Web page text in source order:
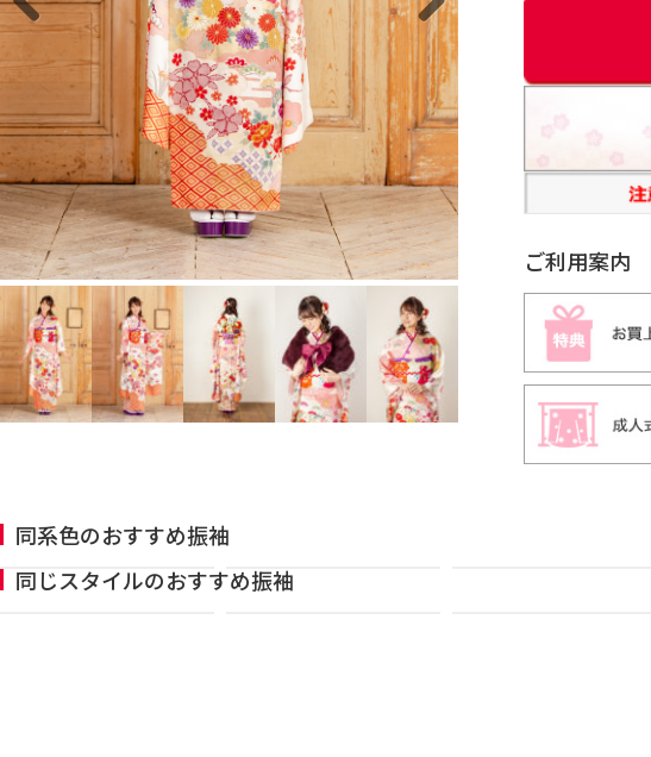
ご利用案内
同系色のおすすめ振袖
同じスタイルのおすすめ振袖